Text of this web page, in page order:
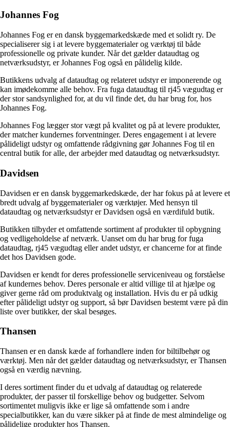
Johannes Fog
Johannes Fog er en dansk byggemarkedskæde med et solidt ry. De
specialiserer sig i at levere byggematerialer og værktøj til både
professionelle og private kunder. Når det gælder dataudtag og
netværksudstyr, er Johannes Fog også en pålidelig kilde.
Butikkens udvalg af dataudtag og relateret udstyr er imponerende og
kan imødekomme alle behov. Fra fuga dataudtag til rj45 vægudtag er
der stor sandsynlighed for, at du vil finde det, du har brug for, hos
Johannes Fog.
Johannes Fog lægger stor vægt på kvalitet og på at levere produkter,
der matcher kundernes forventninger. Deres engagement i at levere
pålideligt udstyr og omfattende rådgivning gør Johannes Fog til en
central butik for alle, der arbejder med dataudtag og netværksudstyr.
Davidsen
Davidsen er en dansk byggemarkedskæde, der har fokus på at levere et
bredt udvalg af byggematerialer og værktøjer. Med hensyn til
dataudtag og netværksudstyr er Davidsen også en værdifuld butik.
Butikken tilbyder et omfattende sortiment af produkter til opbygning
og vedligeholdelse af netværk. Uanset om du har brug for fuga
dataudtag, rj45 vægudtag eller andet udstyr, er chancerne for at finde
det hos Davidsen gode.
Davidsen er kendt for deres professionelle serviceniveau og forståelse
af kundernes behov. Deres personale er altid villige til at hjælpe og
giver gerne råd om produktvalg og installation. Hvis du er på udkig
efter pålideligt udstyr og support, så bør Davidsen bestemt være på din
liste over butikker, der skal besøges.
Thansen
Thansen er en dansk kæde af forhandlere inden for biltilbehør og
værktøj. Men når det gælder dataudtag og netværksudstyr, er Thansen
også en værdig nævning.
I deres sortiment finder du et udvalg af dataudtag og relaterede
produkter, der passer til forskellige behov og budgetter. Selvom
sortimentet muligvis ikke er lige så omfattende som i andre
specialbutikker, kan du være sikker på at finde de mest almindelige og
pålidelige produkter hos Thansen.